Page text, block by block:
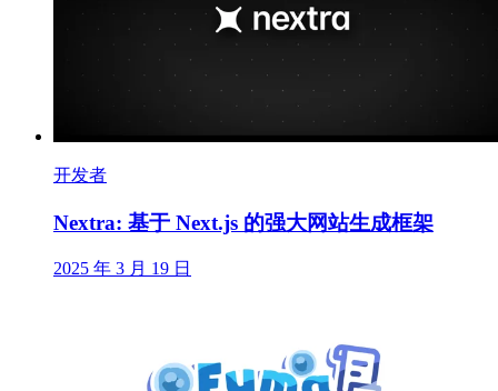
开发者
Nextra: 基于 Next.js 的强大网站生成框架
2025 年 3 月 19 日